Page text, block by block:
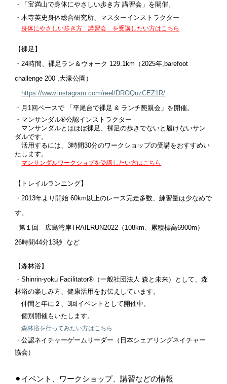
・「宝満山で身体にやさしい歩き方 講習会」を開催。
・木寺英史身体総合研究所、マスターインストラクター
身体にやさしい歩き方 講習会 を受講したい方はこちら
【裸足】
・24時間、裸足ラン＆ウォーク 129.1km（2025年,barefoot
challenge 200 ,大濠公園）
https://www.instagram.com/reel/DROQuzCEZ1R/
・月1回ペースで 「平尾台で裸足 & ランチ懇親会」を開催。
・マンサンダル®︎公認インストラクター
マンサンダルとはほぼ裸足、裸足の歩きでないと履けないサン
ダルです。
活用するには、3時間30分のワークショップの受講をおすすめい
たします。
マンサンダルワークショプを受講したい方はこちら
【トレイルランニング】
・2013年より開始 60km以上のレース完走多数、練習量は少なめで
す。
第１回 広島湾岸TRAILRUN2022（108km、累積標高6900m）
26時間44分13秒 など
【森林浴】
・Shinrin-yoku Facilitator®︎（一般社団法人 森と未来）として、森
林浴の楽しみ方、健康活用をお伝えしています。
仲間と年に２、3回イベントとして開催中。
個別開催もいたします。
森林浴を行ってみたい方はこちら
・公認ネイチャーゲームリーダー（日本シェアリングネイチャー
協会）
⚫︎イベント、ワークショップ、講習などの情報